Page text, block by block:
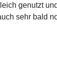
genutzt
sehr bald